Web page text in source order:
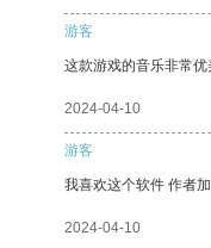
游客
这款游戏的音乐非常优
2024-04-10
游客
我喜欢这个软件 作者
2024-04-10